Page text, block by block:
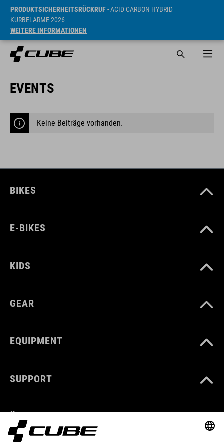
PRODUKTSICHERHEITSRÜCKRUF- ACID CARBON HYBRID
KURBELARME 2026
WEITERE INFORMATIONEN
EVENTS
Keine Beiträge vorhanden.
BIKES
E-BIKES
KIDS
GEAR
EQUIPMENT
SUPPORT